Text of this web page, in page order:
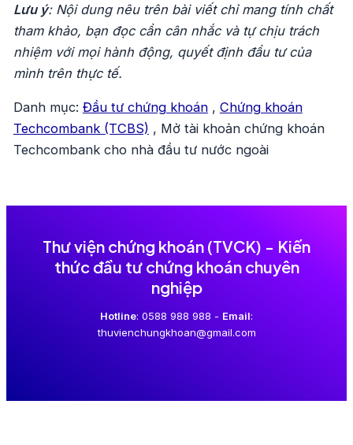
bài
viết
Lưu ý: Nội dung nêu trên bài viết chỉ mang tính chất
tham khảo, bạn đọc cần cân nhắc và tự chịu trách
nhiệm với mọi hành động, quyết định đầu tư của
mình trên thực tế.
Danh mục: Đầu tư chứng khoán, Chứng khoán
Techcombank (TCBS) , Mở tài khoản chứng khoán
Techcombank cho nhà đầu tư nước ngoài
Thư viện chứng khoán (TVCK) - Kiến
thức đầu tư chứng khoán chuyên
nghiệp
Hotline: 0588 988 988 - Email:
thuvienchungkhoan@gmail.com